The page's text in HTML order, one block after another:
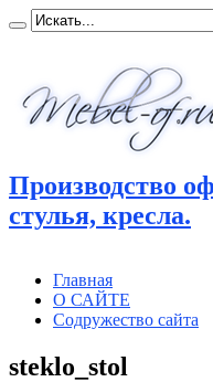
Производство
стулья, кресла.
Главная
О САЙТЕ
Содружество сайта
steklo_stol